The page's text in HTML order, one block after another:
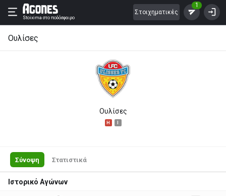
Stoixima στο ποδόσφαιρο
Στοιχηματικές
1
Ουλίσες
Ουλίσες
H
Σύνοψη Στατιστικά
Ιστορικό Αγώνων